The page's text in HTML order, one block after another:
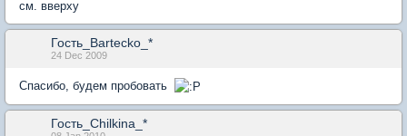
см. вверху
Гость_Bartecko_*
24 Dec 2009
Спасибо, будем пробовать
Гость_Chilkina_*